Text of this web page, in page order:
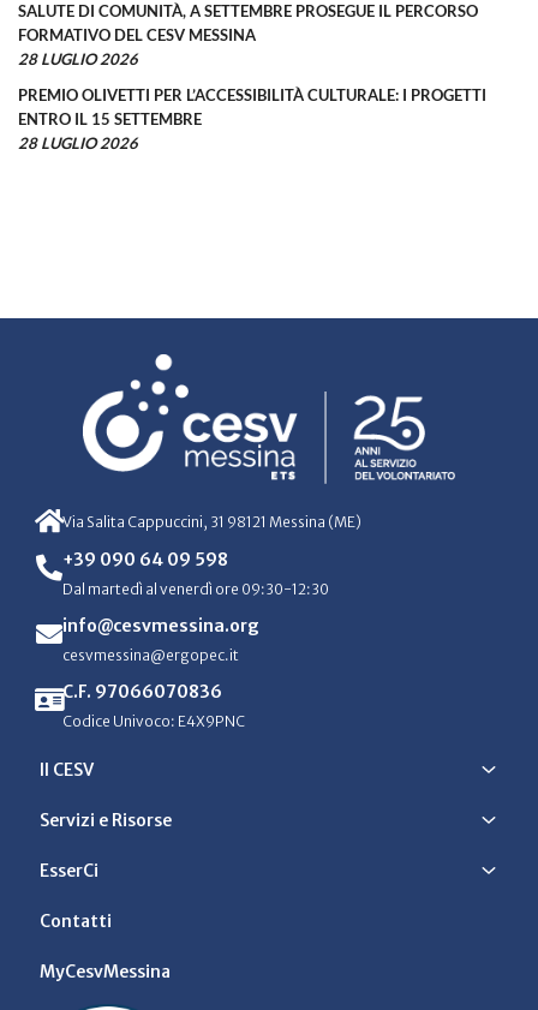
SALUTE DI COMUNITÀ, A SETTEMBRE PROSEGUE IL PERCORSO
FORMATIVO DEL CESV MESSINA
28 LUGLIO 2026
PREMIO OLIVETTI PER L’ACCESSIBILITÀ CULTURALE: I PROGETTI
ENTRO IL 15 SETTEMBRE
28 LUGLIO 2026
Via Salita Cappuccini, 31 98121 Messina (ME)
+39 090 64 09 598
Dal martedì al venerdì ore 09:30-12:30
info@cesvmessina.org
cesvmessina@ergopec.it
C.F. 97066070836
Codice Univoco: E4X9PNC
Il CESV
Servizi e Risorse
EsserCi
Contatti
MyCesvMessina